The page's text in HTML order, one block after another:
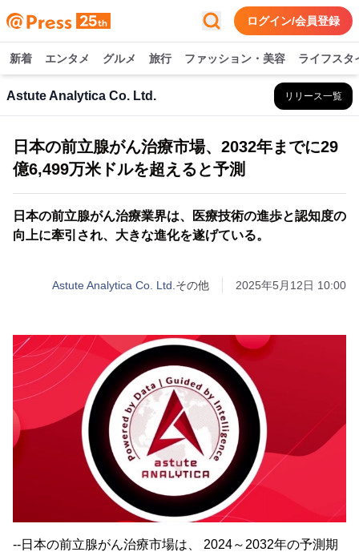
ログイン/会員登録
新着 エンタメ グルメ 旅行 ファッション・美容 ライフスタ
Astute Analytica Co. Ltd. リリース一覧
日本の前立腺がん治療市場、2032年までに29
億6,499万米ドルを超えると予測
日本の前立腺がん治療業界は、医療技術の進歩と認知度の
向上に牽引され、大きな進化を遂げている。
Astute Analytica Co. Ltd. その他 2025年5月12日 10:00
--日本の前立腺がん治療市場は、 2024～2032年の予測期